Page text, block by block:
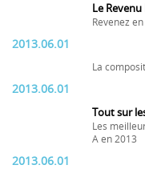
Le
Revenez
2013.06.01
La
2013.06.01
Tout sur
Les
A en 2013
2013.06.01